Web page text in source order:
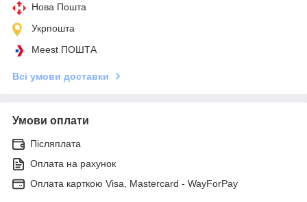
Нова Пошта
Укрпошта
Meest ПОШТА
Всі умови доставки
Умови оплати
Післяплата
Оплата на рахунок
Оплата карткою Visa, Mastercard - WayForPay